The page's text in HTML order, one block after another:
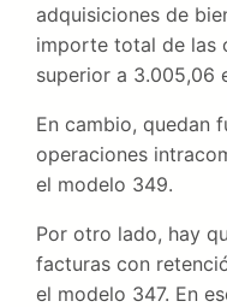
adquisiciones de
importe total de las
superior a 3.005,06
En cambio, quedan
operaciones
el modelo 349.
Por otro lado, hay
facturas con
el modelo 347. En